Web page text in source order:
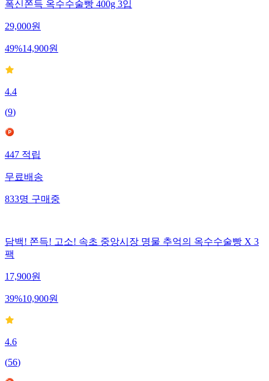
폭신쫀득 옥수수술빵 400g 3입
29,000원
49%14,900원
4.4
(9)
447적립
무료배송
833명구매중
담백! 쫀득! 고소! 속초 중앙시장 명물 추억의 옥수수술빵 X 3
팩
17,900원
39%10,900원
4.6
(56)